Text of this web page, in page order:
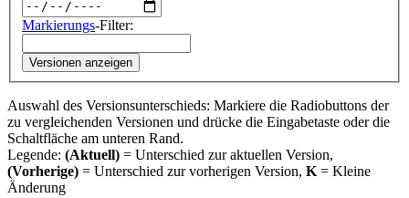
Markierungs-Filter:
Versionen anzeigen
Auswahl des Versionsunterschieds: Markiere die Radiobuttons der
zu vergleichenden Versionen und drücke die Eingabetaste oder die
Schaltfläche am unteren Rand.
Legende: (Aktuell) = Unterschied zur aktuellen Version,
(Vorherige) = Unterschied zur vorherigen Version, K = Kleine
Änderung